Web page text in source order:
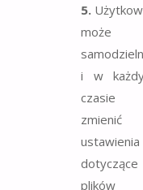
5.
może
i w
czasie
zmienić
ustawienia
dotyczące
plików